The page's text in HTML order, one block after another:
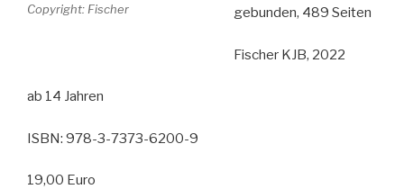
uns
Copyright: Fischer gebunden, 489 Seiten
Fischer KJB, 2022
ab 14 Jahren
ISBN: 978-3-7373-6200-9
19,00 Euro